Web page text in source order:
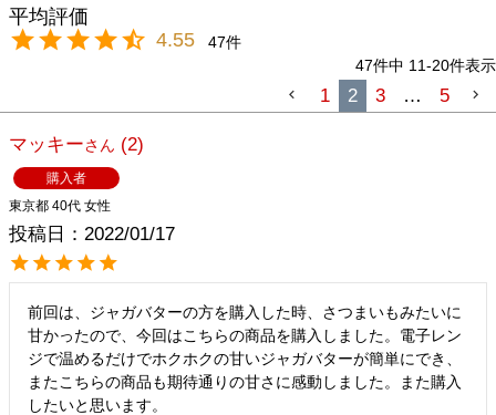
4.55
47
47件中 11-20件表示
1 2 3 … 5
マッキー 2
購入者
東京都 40代 女性
投稿日 2022/01/17
前回は、ジャガバターの方を購入した時、さつまいもみたいに
甘かったので、今回はこちらの商品を購入しました。電子レン
ジで温めるだけでホクホクの甘いジャガバターが簡単にでき、
またこちらの商品も期待通りの甘さに感動しました。また購入
したいと思います。